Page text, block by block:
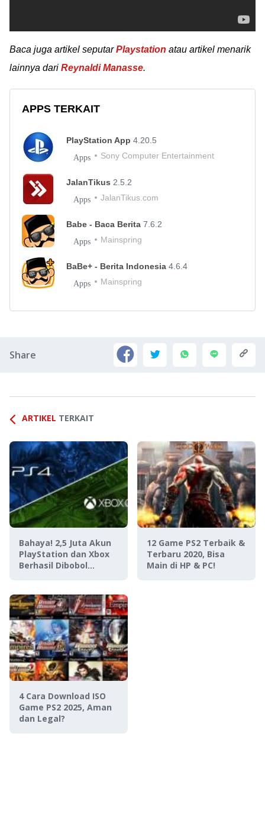
Baca juga artikel seputarPlaystation atau artikel menarik
lainnya dari Reynaldi Manasse.
APPS TERKAIT
PlayStation App 4.20.5
Apps Sony Computer Entertainment
JalanTikus 2.5.2
Apps JalanTikus.com
Babe - Baca Berita 7.6.2
Apps Mainspring
BaBe+ - Berita Indonesia 4.6.4
Apps Mainspring
Share
ARTIKEL TERKAIT
Bahaya! 2,5 Juta Akun
PlayStation dan Xbox
Berhasil Dibobol
12 Game PS2 Terbaik &
Terbaru 2020, Bisa
Main di HP & PC!
4 Cara Download ISO
Game PS2 2025, Aman
dan Legal?